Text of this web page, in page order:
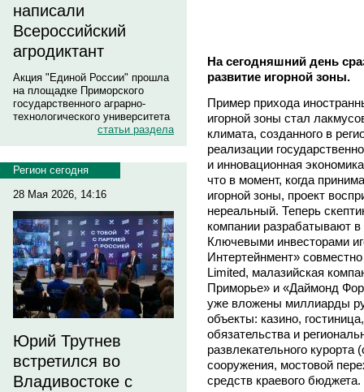
написали
Всероссийский
агродиктант
Акция "Единой России" прошла
на площадке Приморского
государственного аграрно-
технологического университета
статьи раздела
Регион сегодня
28 Мая 2026, 14:16
Юрий Трутнев
встретился во
Владивостоке с
На сегодняшний день
развитие игорной зоны.
Пример прихода
игорной зоны стал
климата, созданного в
реализации
и инновационная
что в момент, когда
игорной зоны, проект
нереальный. Теперь
компании разрабатывают
Ключевыми инвесторами
Интертейнмент»
Limited, малазийская
Приморье» и «Даймонд
уже вложены миллиарды
объекты: казино,
обязательства и
развлекательного
сооружения, мостовой
средств краевого бюджета.